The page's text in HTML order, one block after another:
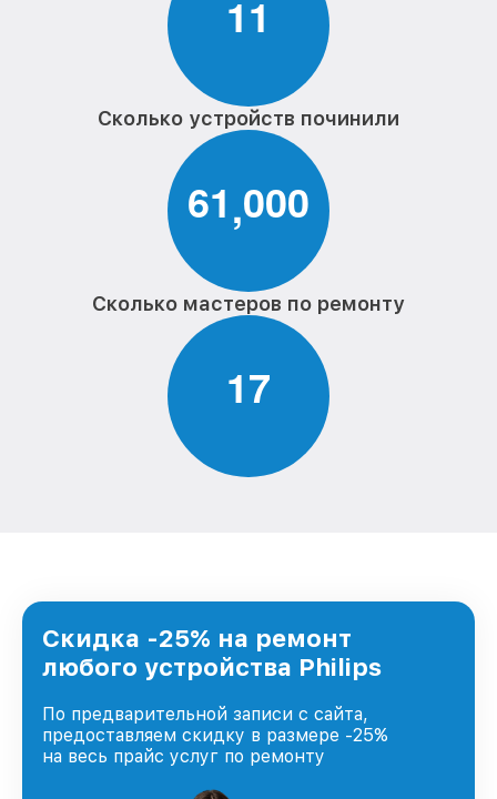
11
Сколько устройств починили
61,000
Сколько мастеров по ремонту
17
Скидка -25% на ремонт
любого устройства Philips
По предварительной записи с сайта,
предоставляем скидку в размере -25%
на весь прайс услуг по ремонту